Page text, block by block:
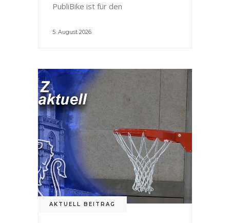
PubliBike ist für den
5. August 2026
AKTUELL BEITRAG